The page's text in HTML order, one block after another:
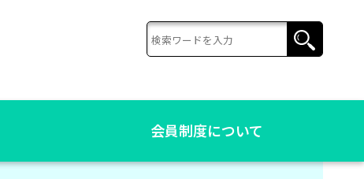
会員制度について